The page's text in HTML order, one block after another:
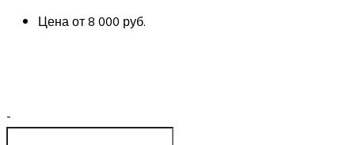
Цена от8 000 руб.
-